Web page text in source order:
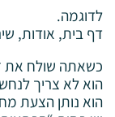
לדוגמה.
דף בית, אודות,
כשאתה שולח את
הוא לא צריך לנחש.
הוא נותן הצעת